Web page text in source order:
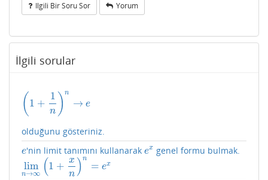
Ilgili Bir Soru Sor Yorum
İlgili sorular
( 1 +
1
n )n
→ e
1+ 1n n e
olduğunu gösteriniz.
e
e'nin limit tanımını kullanarakex
ex genel formu bulmak.
lim
n→∞ (1 + x
n )n
= ex
limn → ∞ 1+ xn n ex